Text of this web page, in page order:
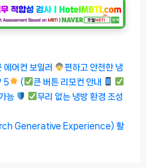
에어컨 보일러
편하고 안전한 냉
5
(
큰 버튼 리모컨 안내
능
무리 없는 냉방 환경 조성
Generative Experience) 활